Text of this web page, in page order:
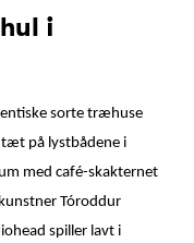
i
sorte træhuse
på lystbådene i
med café-skakternet
Tóroddur
spiller lavt i